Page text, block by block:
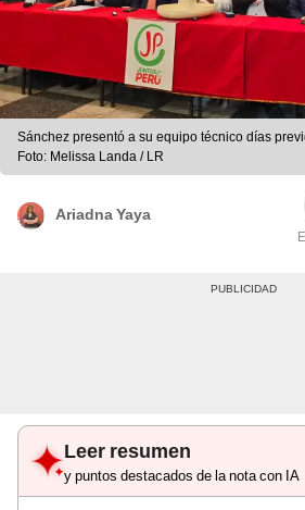
Sánchez presentó a su equipo técnico días
Foto: Melissa Landa / LR
Ariadna Yaya
Leer resumen
y puntos destacados de la nota con IA